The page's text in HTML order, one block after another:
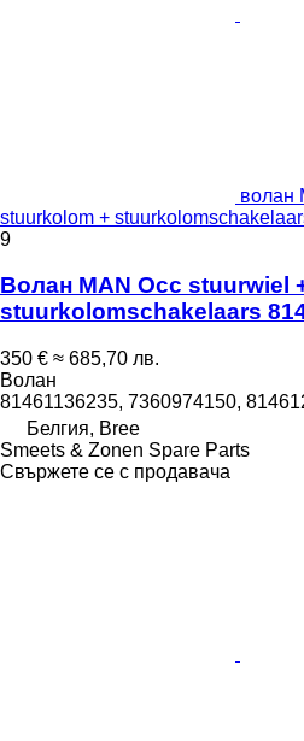
волан
stuurkolom +
9
Волан MAN Occ stuurwiel
stuurkolomschakelaars
350 € ≈ 685,70 лв.
Волан
81461136235, 7360974150,
Белгия, Bree
Smeets & Zonen Spare Parts
Свържете се с продавача